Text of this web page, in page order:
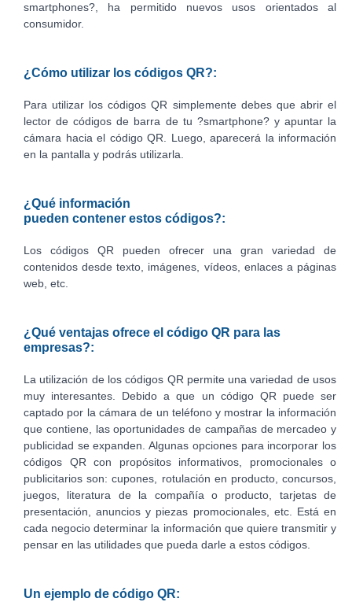
smartphones?, ha permitido nuevos usos orientados al
consumidor.
¿Cómo utilizar los códigos QR?:
Para utilizar los códigos QR simplemente debes que abrir el
lector de códigos de barra de tu ?smartphone? y apuntar la
cámara hacia el código QR. Luego, aparecerá la información
en la pantalla y podrás utilizarla.
¿Qué información
pueden contener estos códigos?:
Los códigos QR pueden ofrecer una gran variedad de
contenidos desde texto, imágenes, vídeos, enlaces a páginas
web, etc.
¿Qué ventajas ofrece el código QR para las
empresas?:
La utilización de los códigos QR permite una variedad de usos
muy interesantes. Debido a que un código QR puede ser
captado por la cámara de un teléfono y mostrar la información
que contiene, las oportunidades de campañas de mercadeo y
publicidad se expanden. Algunas opciones para incorporar los
códigos QR con propósitos informativos, promocionales o
publicitarios son: cupones, rotulación en producto, concursos,
juegos, literatura de la compañía o producto, tarjetas de
presentación, anuncios y piezas promocionales, etc. Está en
cada negocio determinar la información que quiere transmitir y
pensar en las utilidades que pueda darle a estos códigos.
Un ejemplo de código QR: